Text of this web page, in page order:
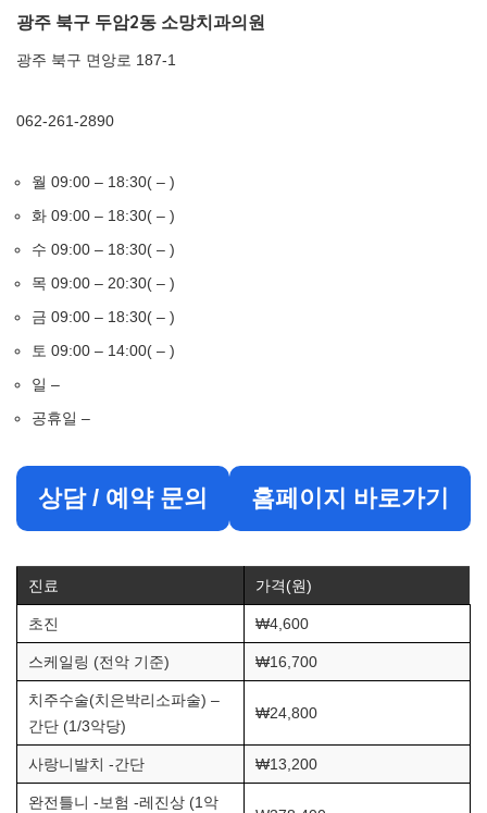
광주 북구 두암2동 소망치과의원
광주 북구 면앙로 187-1
062-261-2890
월 09:00 – 18:30( – )
화 09:00 – 18:30( – )
수 09:00 – 18:30( – )
목 09:00 – 20:30( – )
금 09:00 – 18:30( – )
토 09:00 – 14:00( – )
일 –
공휴일 –
상담 / 예약 문의 홈페이지 바로가기
진료 가격(원)
초진 ₩4,600
스케일링 (전악 기준) ₩16,700
치주수술(치은박리소파술) –
간단 (1/3악당)
₩24,800
사랑니발치 -간단 ₩13,200
완전틀니 -보험 -레진상 (1악